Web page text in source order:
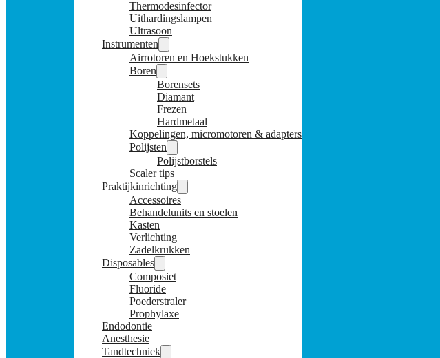
Thermodesinfector
Uithardingslampen
Ultrasoon
Instrumenten
Airrotoren en Hoekstukken
Boren
Borensets
Diamant
Frezen
Hardmetaal
Koppelingen, micromotoren & adapters
Polijsten
Polijstborstels
Scaler tips
Praktijkinrichting
Accessoires
Behandelunits en stoelen
Kasten
Verlichting
Zadelkrukken
Disposables
Composiet
Fluoride
Poederstraler
Prophylaxe
Endodontie
Anesthesie
Tandtechniek